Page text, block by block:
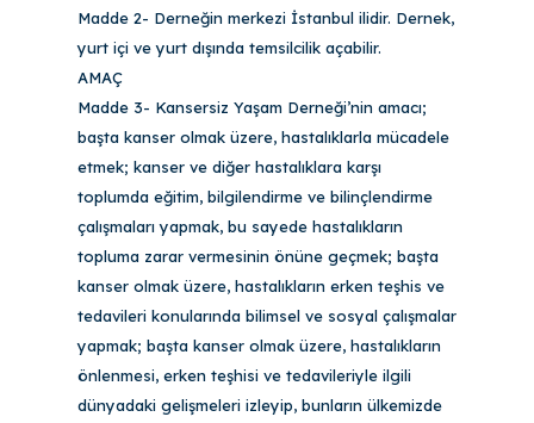
Madde 2- Derneğin merkezi İstanbul ilidir. Dernek,
yurt içi ve yurt dışında temsilcilik açabilir.
AMAÇ
Madde 3- Kansersiz Yaşam Derneği’nin amacı;
başta kanser olmak üzere, hastalıklarla mücadele
etmek; kanser ve diğer hastalıklara karşı
toplumda eğitim, bilgilendirme ve bilinçlendirme
çalışmaları yapmak, bu sayede hastalıkların
topluma zarar vermesinin önüne geçmek; başta
kanser olmak üzere, hastalıkların erken teşhis ve
tedavileri konularında bilimsel ve sosyal çalışmalar
yapmak; başta kanser olmak üzere, hastalıkların
önlenmesi, erken teşhisi ve tedavileriyle ilgili
dünyadaki gelişmeleri izleyip, bunların ülkemizde